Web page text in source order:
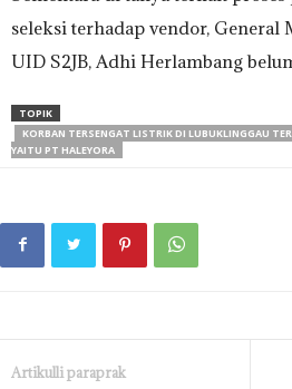
seleksi terhadap vendor, General
UID S2JB, Adhi Herlambang
TOPIK
KORBAN TERSENGAT LISTRIK DI LUBUKLINGGAU
YAITU PT HALEYORA
Artikulli paraprak